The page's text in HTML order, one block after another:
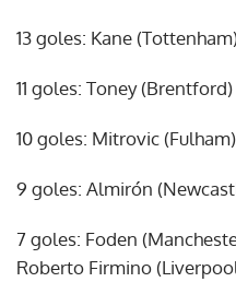
13 goles: Kane
11 goles: Toney (Brentford)
10 goles: Mitrovic (Fulham)
9 goles: Almirón
7 goles: Foden
Roberto Firmino